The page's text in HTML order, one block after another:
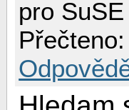
pro SuSE